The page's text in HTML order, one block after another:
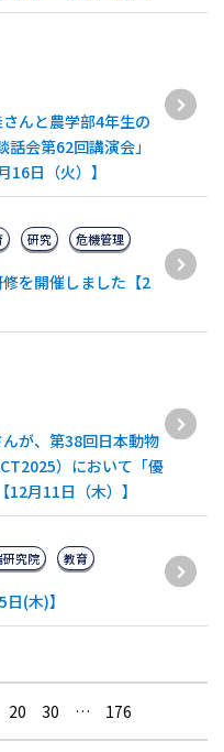
んと農学部4年生の
会第62回講演会」
日（火）】
を開催しました【2
研究 危機管理
が、第38回日本動物
）において「優
月11日（木）】
(木)】
研究院 教育
20 30 … 176